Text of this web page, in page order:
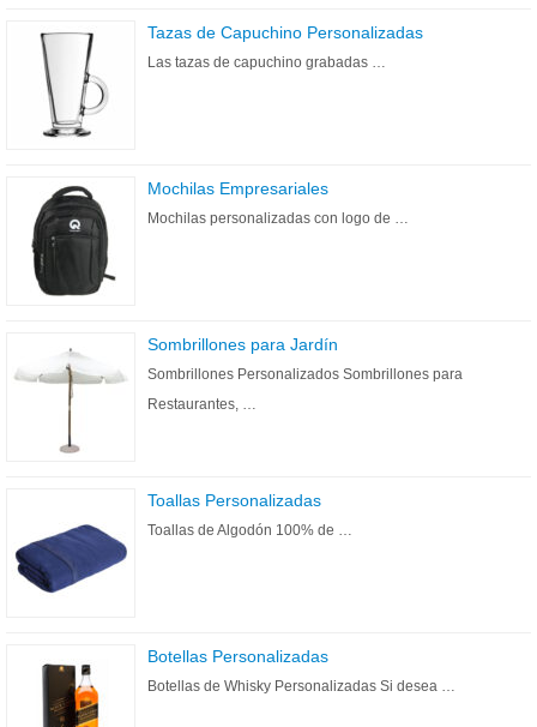
Tazas de Capuchino Personalizadas
Las tazas de capuchino grabadas …
Mochilas Empresariales
Mochilas personalizadas con logo de …
Sombrillones para Jardín
Sombrillones Personalizados Sombrillones para
Restaurantes, …
Toallas Personalizadas
Toallas de Algodón 100% de …
Botellas Personalizadas
Botellas de Whisky Personalizadas Si desea …